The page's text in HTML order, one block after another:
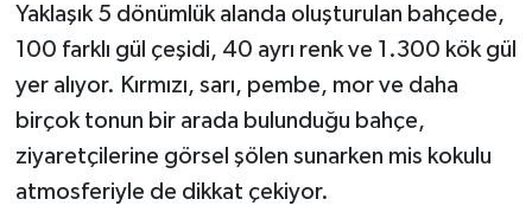
Yaklaşık 5 dönümlük alanda oluşturulan bahçede,
100 farklı gül çeşidi, 40 ayrı renk ve 1.300 kök gül
yer alıyor. Kırmızı, sarı, pembe, mor ve daha
birçok tonun bir arada bulunduğu bahçe,
ziyaretçilerine görsel şölen sunarken mis kokulu
atmosferiyle de dikkat çekiyor.